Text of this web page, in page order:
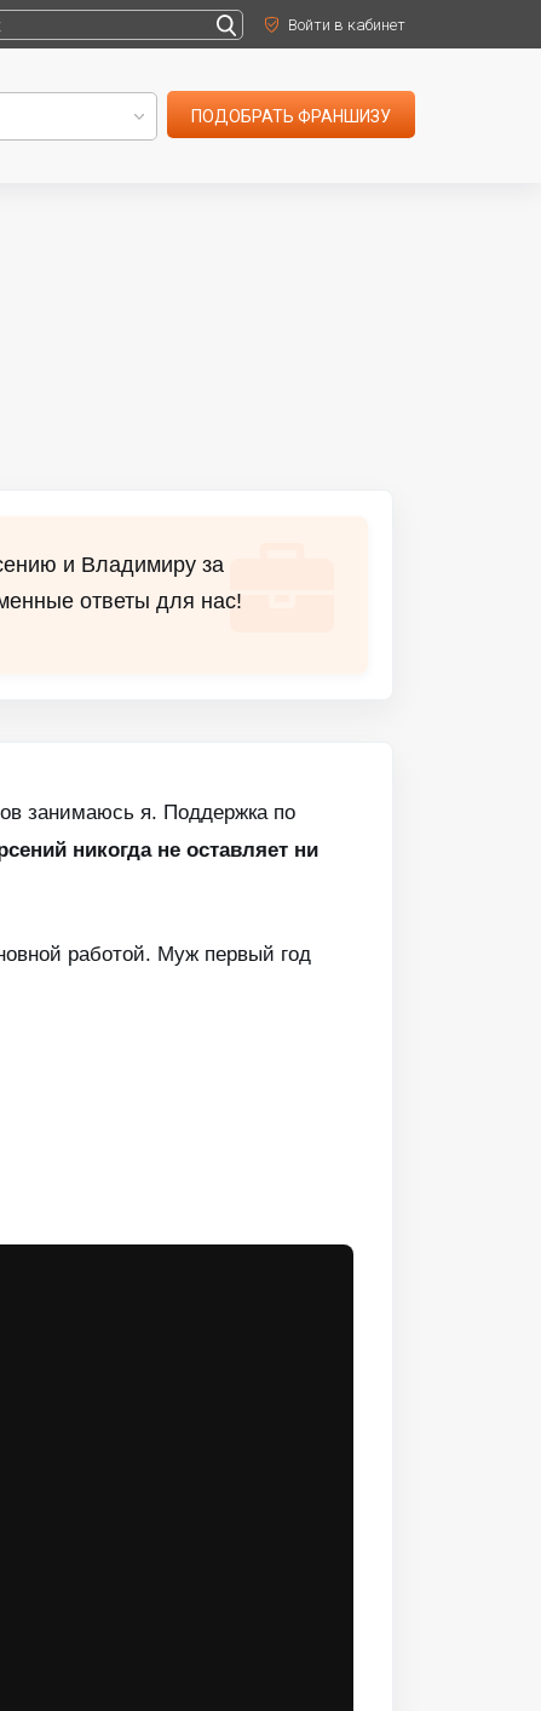
Войти в кабинет
ПОДОБРАТЬ ФРАНШИЗУ
и Владимиру за
ответы для нас!
занимаюсь я. Поддержка по
никогда не оставляет ни
работой. Муж первый год